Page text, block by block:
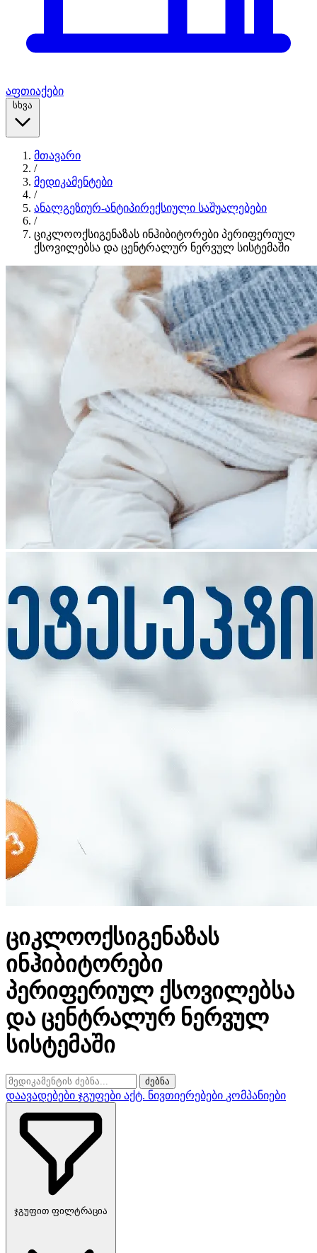
აფთიაქები
სხვა
მთავარი
/
მედიკამენტები
/
ანალგეზიურ-ანტიპირექსიული საშუალებები
/
ციკლოოქსიგენაზას ინჰიბიტორები პერიფერიულ
ქსოვილებსა და ცენტრალურ ნერვულ სისტემაში
ციკლოოქსიგენაზას
ინჰიბიტორები
პერიფერიულ ქსოვილებსა
და ცენტრალურ ნერვულ
სისტემაში
ძებნა
დაავადებები ჯგუფები აქტ. ნივთიერებები კომპანიები
ჯგუფით ფილტრაცია